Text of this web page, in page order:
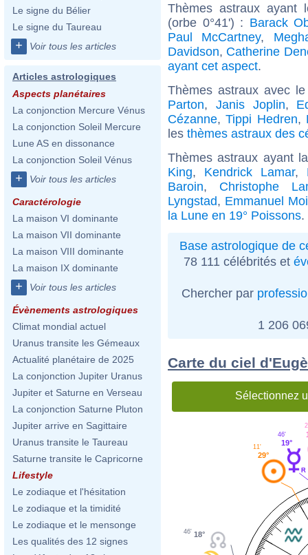
Le signe du Bélier
Le signe du Taureau
+ Voir tous les articles
Articles astrologiques
Aspects planétaires
La conjonction Mercure Vénus
La conjonction Soleil Mercure
Lune AS en dissonance
La conjonction Soleil Vénus
+ Voir tous les articles
Caractérologie
La maison VI dominante
La maison VII dominante
La maison VIII dominante
La maison IX dominante
+ Voir tous les articles
Évènements astrologiques
Climat mondial actuel
Uranus transite les Gémeaux
Actualité planétaire de 2025
La conjonction Jupiter Uranus
Jupiter et Saturne en Verseau
La conjonction Saturne Pluton
Jupiter arrive en Sagittaire
Uranus transite le Taureau
Saturne transite le Capricorne
Lifestyle
Le zodiaque et l'hésitation
Le zodiaque et la timidité
Le zodiaque et le mensonge
Les qualités des 12 signes
Thèmes astraux ayant
(orbe 0°41') : Barack
Paul McCartney,
Davidson, Catherine
ayant cet aspect.
Thèmes astraux avec
Parton, Janis Joplin,
Cézanne,Tippi Hedren,
les thèmes astraux des
Thèmes astraux ayant
King, Kendrick Lamar,
Baroin, Christophe
Lyngstad, Emmanuel
la Lune en 19° Poissons.
Base astrologique de
78 111 célébrités et
Chercher par
1 206
Carte du ciel
Sélectionnez
19°
46'
29°
11'
18°
46'